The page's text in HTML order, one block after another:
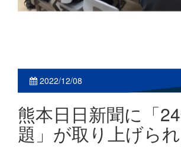
2022/12/08
熊本日日新聞に「
題」が取り上げら